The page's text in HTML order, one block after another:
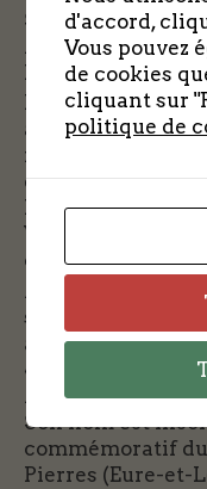
Sipo-SD à l’instar
Albert Gautier
Loir) puis
Il fut condamné à
activité de franc-
militaire de la
de Chartres, qui
Il fut passé par
Valérien le 30
camarades FTPF
Albert Gautier
sur-Seine (Seine,
au grade de
« Mort pour la
Anciens
Son nom est
commémoratif
Pierres (Eure-et-
d'accord,
Vous pouvez
de cookies
cliquant sur
politique de